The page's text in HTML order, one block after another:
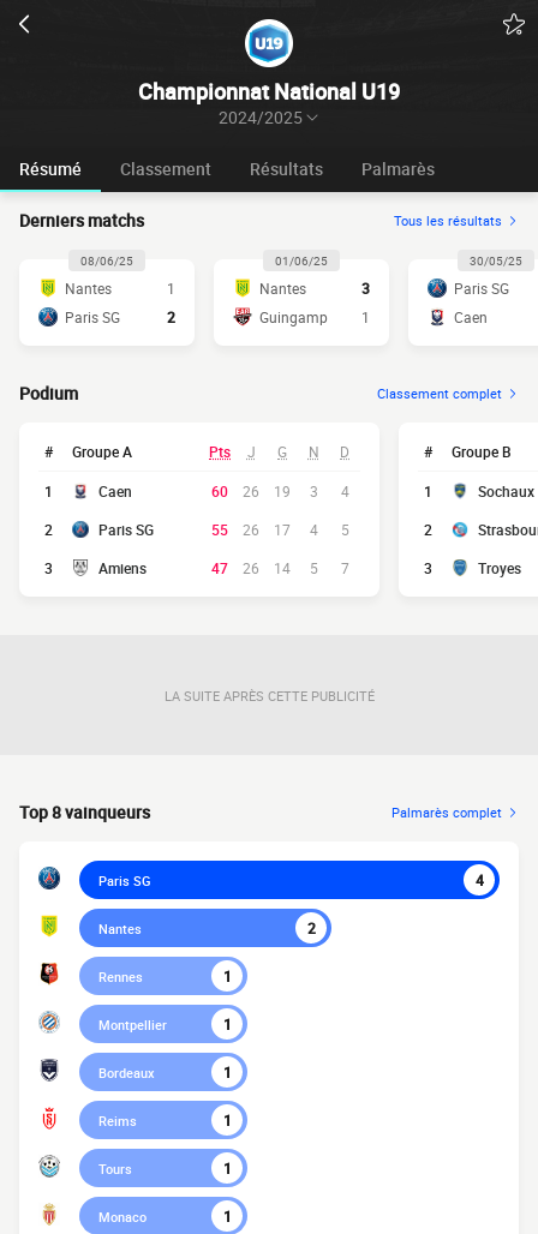
Championnat National U19
2024/2025
Résumé Classement Résultats Palmarès
Derniers matchs Tous les résultats
08/06/25
Nantes
1
Paris SG
2
01/06/25
Nantes
3
Guingamp
1
30/05/25
Paris SG
Caen
Podium Classement complet
# Groupe A Pts J G N D
1 Caen 60 26 19 3
4
2
Paris SG 55 26 17 4
5
3
Amiens 47 26 14 5 7
# Groupe B
1
Sochaux
2
3
Troyes
LA SUITE APRÈS CETTE PUBLICITÉ
Top 8 vainqueurs Palmarès complet
Paris SG 4
Nantes 2
Rennes 1
Montpellier 1
Bordeaux 1
Reims 1
Tours 1
Monaco 1